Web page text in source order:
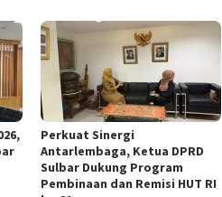
Perkuat Sinergi
Antarlembaga, Ketua DPRD
Sulbar Dukung Program
Pembinaan dan Remisi HUT RI